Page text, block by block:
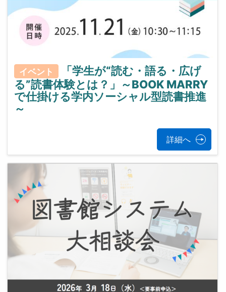
イベント
「学生が“読む・語る・広げ
る”読書体験とは？」～BOOK MARRY
で仕掛ける学内ソーシャル型読書推進
～
詳細へ